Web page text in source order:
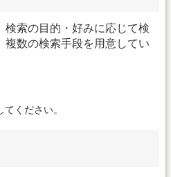
検索の目的・好みに応じて検
複数の検索手段を用意してい
てください。